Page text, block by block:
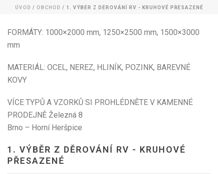
ÚVOD / OBCHOD / 1. VÝBĚR Z DĚROVÁNÍ RV - KRUHOVÉ PŘESAZENÉ
FORMÁTY: 1000×2000 mm, 1250×2500 mm, 1500×3000
mm
MATERIÁL: OCEL, NEREZ, HLINÍK, POZINK, BAREVNÉ
KOVY
VÍCE TYPŮ A VZORKŮ SI PROHLÉDNĚTE V KAMENNÉ
PRODEJNĚ Železná 8
Brno – Horní Heršpice
1. VÝBĚR Z DĚROVÁNÍ RV - KRUHOVÉ
PŘESAZENÉ